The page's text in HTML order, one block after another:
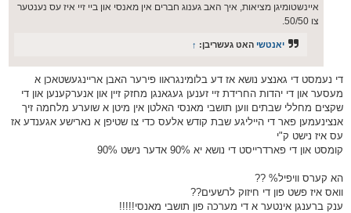
איינשטומיגן מציאות, איך האב גענוג חברים אין מאנסי און ביי זיי איז עס נענטער
צו 50/50.
יאנטשי האט געשריבן: ↑
די נעמסט די גאנצע נושא אז דע בלומינגראוו פירער האבן אריינגעשטאכן א
מעסער און די יהדות החרידת זיי זענען געגאנגן מחזק זיין און אנערקענען און די
שקצים מחללי שבתים ווען תושבי מאנסי האלטן אין מיטן א שוערע מלחמה זיך
אנצינעמען פאר די הייליגע שבת קודש אלעס כדי צו שטיפן א נארישע אגענדע אז
עס איז נישט ק"י
קומסט און די פארדרייסט די נושא יא 90% אדער נישט 90%
הא קערס וויפיל% ??
וואס איז פשט פון די חיזוק לרשעים??
ענק ברענגן אינטער א די מערכה פון תושבי מאנסי!!!!!